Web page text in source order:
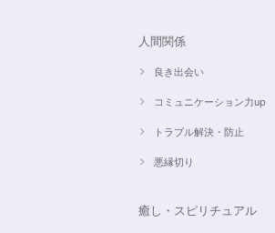
人間関係
良き出会い
コミュニケーション力up
トラブル解決・防止
悪縁切り
癒し・スピリチュアル